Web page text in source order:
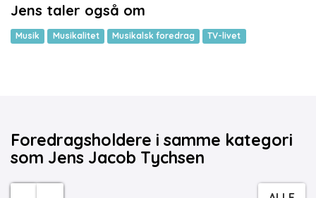
Jens taler også om
Musik Musikalitet Musikalsk foredrag TV-livet
Foredragsholdere i samme kategori
som Jens Jacob Tychsen